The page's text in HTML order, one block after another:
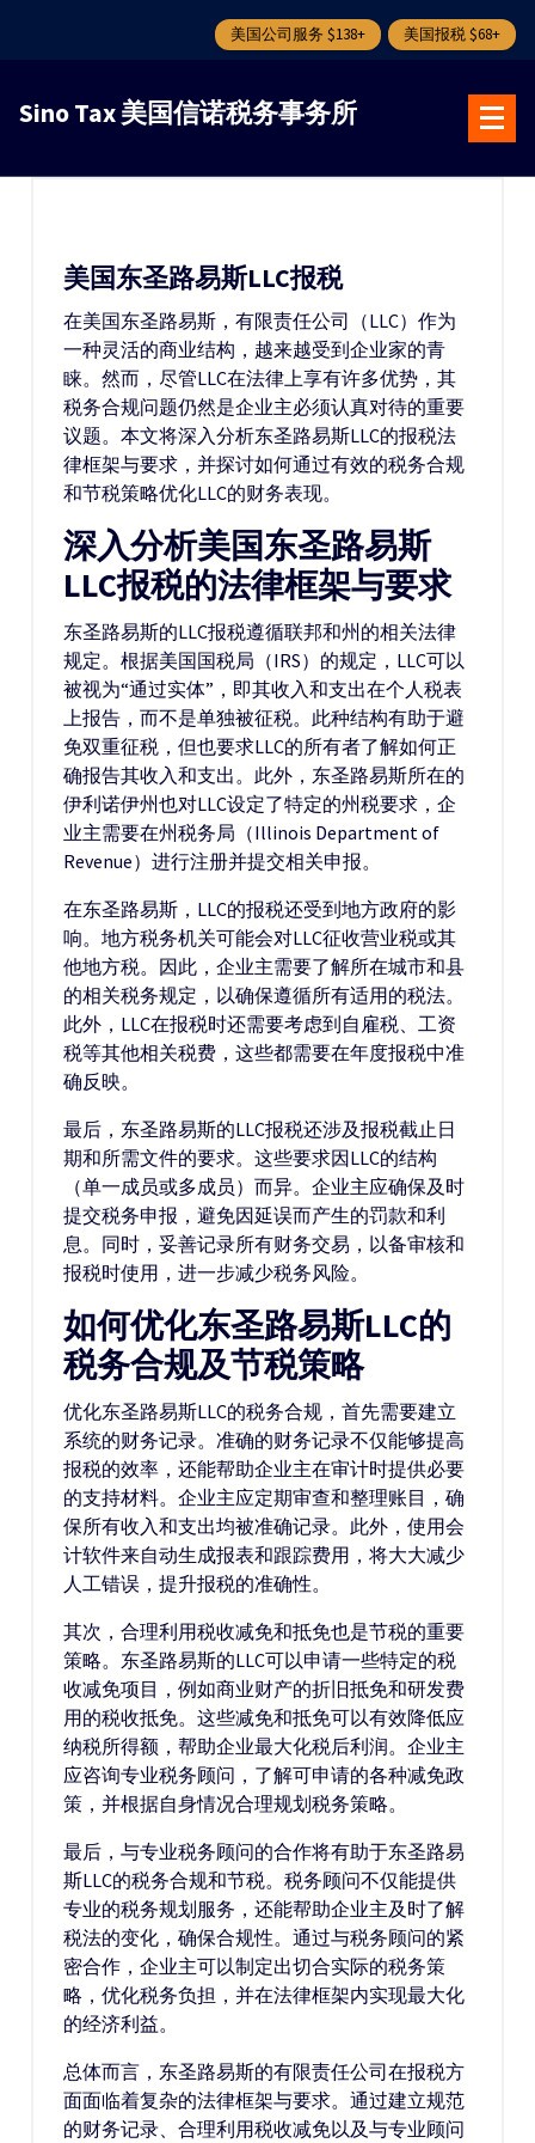
美国公司服务 $138+ 美国报税 $68+
Sino Tax 美国信诺税务事务所
美国东圣路易斯LLC报税
在美国东圣路易斯，有限责任公司（LLC）作为
一种灵活的商业结构，越来越受到企业家的青
睐。然而，尽管LLC在法律上享有许多优势，其
税务合规问题仍然是企业主必须认真对待的重要
议题。本文将深入分析东圣路易斯LLC的报税法
律框架与要求，并探讨如何通过有效的税务合规
和节税策略优化LLC的财务表现。
深入分析美国东圣路易斯
LLC报税的法律框架与要求
东圣路易斯的LLC报税遵循联邦和州的相关法律
规定。根据美国国税局（IRS）的规定，LLC可以
被视为“通过实体”，即其收入和支出在个人税表
上报告，而不是单独被征税。此种结构有助于避
免双重征税，但也要求LLC的所有者了解如何正
确报告其收入和支出。此外，东圣路易斯所在的
伊利诺伊州也对LLC设定了特定的州税要求，企
业主需要在州税务局（Illinois Department of
Revenue）进行注册并提交相关申报。
在东圣路易斯，LLC的报税还受到地方政府的影
响。地方税务机关可能会对LLC征收营业税或其
他地方税。因此，企业主需要了解所在城市和县
的相关税务规定，以确保遵循所有适用的税法。
此外，LLC在报税时还需要考虑到自雇税、工资
税等其他相关税费，这些都需要在年度报税中准
确反映。
最后，东圣路易斯的LLC报税还涉及报税截止日
期和所需文件的要求。这些要求因LLC的结构
（单一成员或多成员）而异。企业主应确保及时
提交税务申报，避免因延误而产生的罚款和利
息。同时，妥善记录所有财务交易，以备审核和
报税时使用，进一步减少税务风险。
如何优化东圣路易斯LLC的
税务合规及节税策略
优化东圣路易斯LLC的税务合规，首先需要建立
系统的财务记录。准确的财务记录不仅能够提高
报税的效率，还能帮助企业主在审计时提供必要
的支持材料。企业主应定期审查和整理账目，确
保所有收入和支出均被准确记录。此外，使用会
计软件来自动生成报表和跟踪费用，将大大减少
人工错误，提升报税的准确性。
其次，合理利用税收减免和抵免也是节税的重要
策略。东圣路易斯的LLC可以申请一些特定的税
收减免项目，例如商业财产的折旧抵免和研发费
用的税收抵免。这些减免和抵免可以有效降低应
纳税所得额，帮助企业最大化税后利润。企业主
应咨询专业税务顾问，了解可申请的各种减免政
策，并根据自身情况合理规划税务策略。
最后，与专业税务顾问的合作将有助于东圣路易
斯LLC的税务合规和节税。税务顾问不仅能提供
专业的税务规划服务，还能帮助企业主及时了解
税法的变化，确保合规性。通过与税务顾问的紧
密合作，企业主可以制定出切合实际的税务策
略，优化税务负担，并在法律框架内实现最大化
的经济利益。
总体而言，东圣路易斯的有限责任公司在报税方
面面临着复杂的法律框架与要求。通过建立规范
的财务记录、合理利用税收减免以及与专业顾问